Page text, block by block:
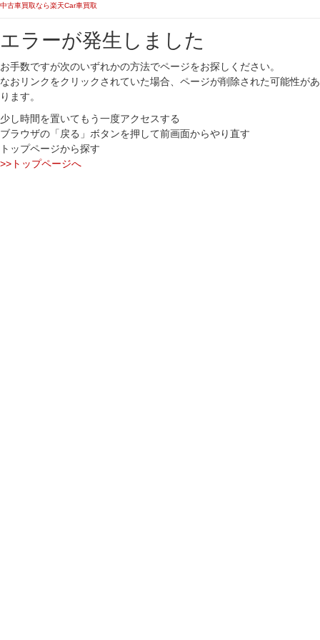
中古車買取なら楽天Car車買取
エラーが発生しました
お手数ですが次のいずれかの方法でページをお探しください。
なおリンクをクリックされていた場合、ページが削除された可能性があ
ります。
少し時間を置いてもう一度アクセスする
ブラウザの「戻る」ボタンを押して前画面からやり直す
トップページから探す
>>トップページへ